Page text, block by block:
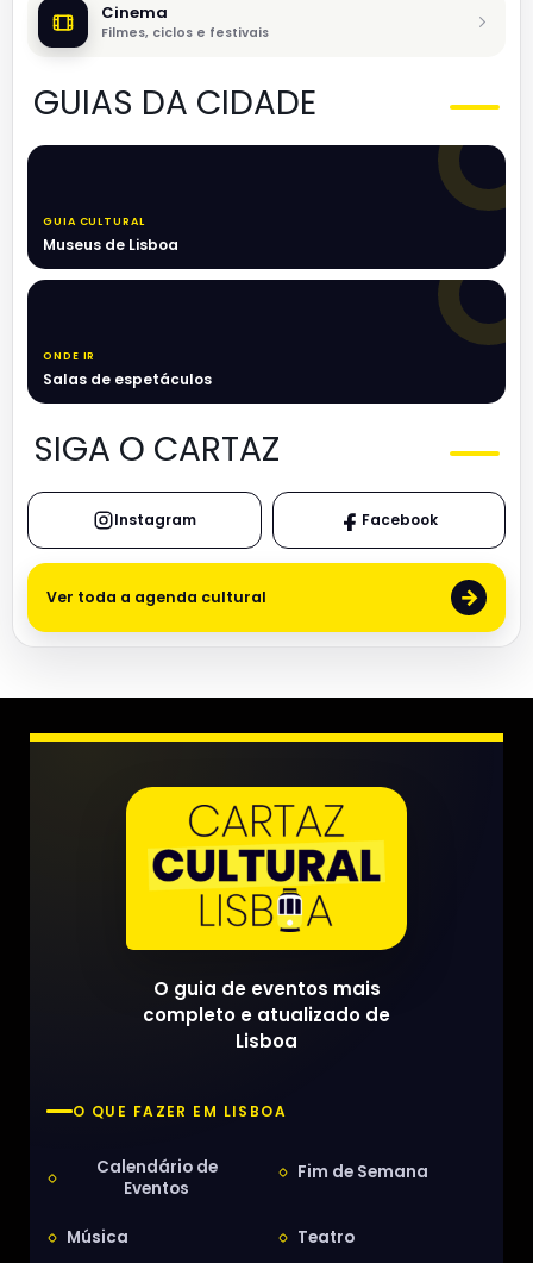
Cinema
Filmes, ciclos e festivais
GUIAS DA CIDADE
GUIA CULTURAL
Museus de Lisboa
ONDE IR
Salas de espetáculos
SIGA O CARTAZ
Instagram Facebook
Ver toda a agenda cultural →
O guia de eventos mais
completo e atualizado de
Lisboa
O QUE FAZER EM LISBOA
Calendário de
Eventos
Fim de Semana
Música Teatro